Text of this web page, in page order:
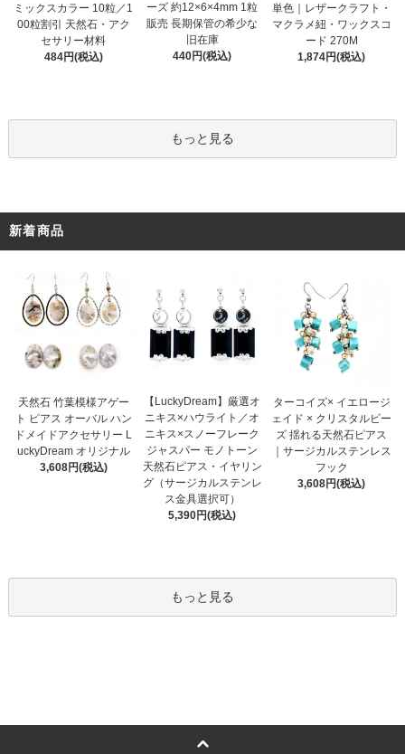
ミックスカラー 10粒／1
00粒割引 天然石・アク
セサリー材料
484円(税込)
ーズ 約12×6×4mm 1粒
販売 長期保管の希少な
旧在庫
440円(税込)
単色｜レザークラフト・
マクラメ紐・ワックスコ
ード 270M
1,874円(税込)
もっと見る
新着商品
天然石 竹葉模様アゲー
ト ピアス オーバル ハン
ドメイドアクセサリー L
uckyDream オリジナル
3,608円(税込)
【LuckyDream】厳選オ
ニキス×ハウライト／オ
ニキス×スノーフレーク
ジャスパー モノトーン
天然石ピアス・イヤリン
グ（サージカルステンレ
ス金具選択可）
5,390円(税込)
ターコイズ× イエロージ
ェイド × クリスタルビー
ズ 揺れる天然石ピアス
｜サージカルステンレス
フック
3,608円(税込)
もっと見る